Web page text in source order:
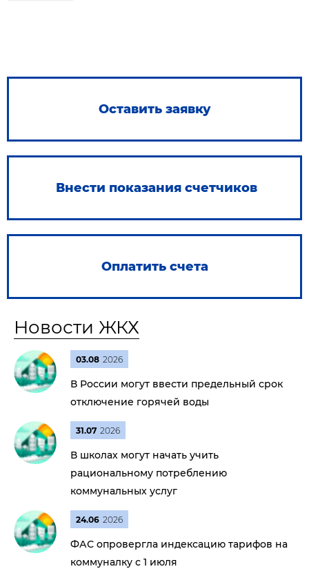
Оставить заявку
Внести показания счетчиков
Оплатить счета
Новости ЖКХ
03.08 2026
В России могут ввести предельный срок
отключение горячей воды
31.07 2026
В школах могут начать учить
рациональному потреблению
коммунальных услуг
24.06 2026
ФАС опровергла индексацию тарифов на
коммуналку с 1 июля